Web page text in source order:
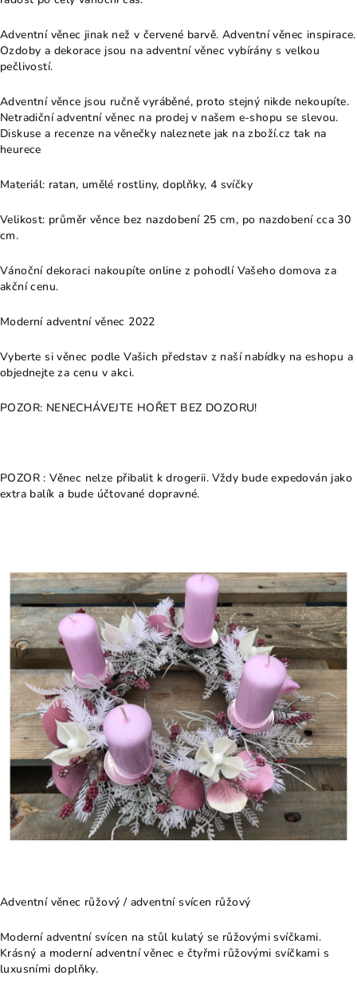
Adventní věnec jinak než v červené barvě. Adventní věnec inspirace.
Ozdoby a dekorace jsou na adventní věnec vybírány s velkou
pečlivostí.
Adventní věnce jsou ručně vyráběné, proto stejný nikde nekoupíte.
Netradiční adventní věnec na prodej v našem e-shopu se slevou.
Diskuse a recenze na věnečky naleznete jak na zboží.cz tak na
heurece
Materiál: ratan, umělé rostliny, doplňky, 4 svíčky
Velikost: průměr věnce bez nazdobení 25 cm, po nazdobení cca 30
cm.
Vánoční dekoraci nakoupíte online z pohodlí Vašeho domova za
akční cenu.
Moderní adventní věnec 2022
Vyberte si věnec podle Vašich představ z naší nabídky na eshopu a
objednejte za cenu v akci.
POZOR: NENECHÁVEJTE HOŘET BEZ DOZORU!
POZOR : Věnec nelze přibalit k drogerii. Vždy bude expedován jako
extra balík a bude účtované dopravné.
Adventní věnec růžový / adventní svícen růžový
Moderní adventní svícen na stůl kulatý se růžovými svíčkami.
Krásný a moderní adventní věnec e čtyřmi růžovými svíčkami s
luxusními doplňky.